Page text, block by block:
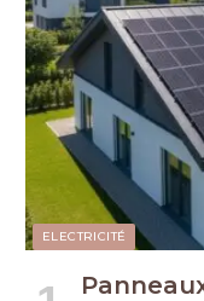
ELECTRICITÉ